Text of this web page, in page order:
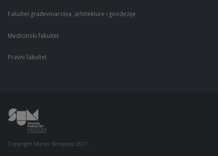
Fakultet građevinarstva, arhitekture i geodezije
Medicinski fakultet
Pravni fakultet
Copyright Marko Smiljanić 2021.